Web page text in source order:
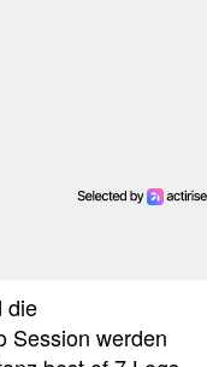
die
Session werden